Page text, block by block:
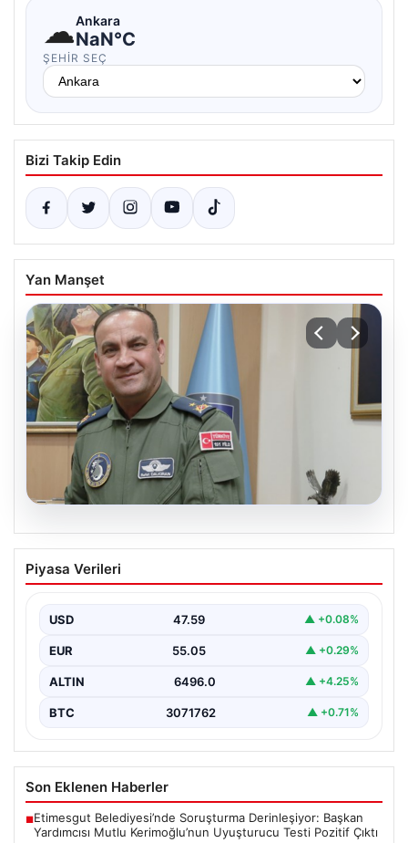
☁Ankara
NaN°C
ŞEHIR SEÇ
Bizi Takip Edin
Yan Manşet
Rafet Dalkıran kimdir? Yeni Hava
Kuvvetleri Komutanı Rafet Dalkıran’ın
Piyasa Verileri
USD 47.59 ▲ +0.08%
EUR 55.05 ▲ +0.29%
ALTIN 6496.0 ▲ +4.25%
BTC 3071762 ▲ +0.71%
Son Eklenen Haberler
■Etimesgut Belediyesi’nde Soruşturma Derinleşiyor: Başkan
Yardımcısı Mutlu Kerimoğlu’nun Uyuşturucu Testi Pozitif Çıktı